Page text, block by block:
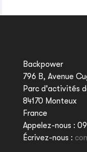
Backpower
796 B, Avenue
Parc d'activités
84170 Monteux
France
Appelez-nous :
Écrivez-nous :